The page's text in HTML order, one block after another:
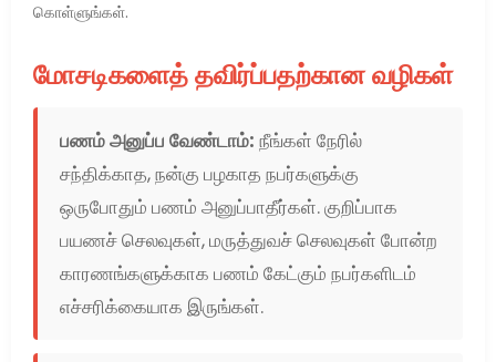
கொள்ளுங்கள்.
மோசடிகளைத் தவிர்ப்பதற்கான வழிகள்
பணம் அனுப்ப வேண்டாம்: நீங்கள் நேரில்
சந்திக்காத, நன்கு பழகாத நபர்களுக்கு
ஒருபோதும் பணம் அனுப்பாதீர்கள். குறிப்பாக
பயணச் செலவுகள், மருத்துவச் செலவுகள் போன்ற
காரணங்களுக்காக பணம் கேட்கும் நபர்களிடம்
எச்சரிக்கையாக இருங்கள்.